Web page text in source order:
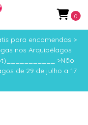
para encomendas >
nos Arquipélagos
>Não
de 29 de julho a 17
0